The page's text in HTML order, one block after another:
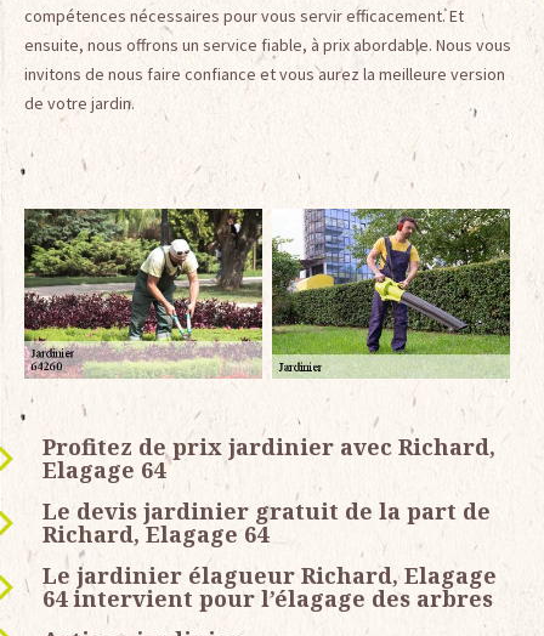
compétences nécessaires pour vous servir efficacement. Et
ensuite, nous offrons un service fiable, à prix abordable. Nous vous
invitons de nous faire confiance et vous aurez la meilleure version
de votre jardin.
Profitez de prix jardinier avec Richard,
Elagage 64
Le devis jardinier gratuit de la part de
Richard, Elagage 64
Le jardinier élagueur Richard, Elagage
64 intervient pour l’élagage des arbres